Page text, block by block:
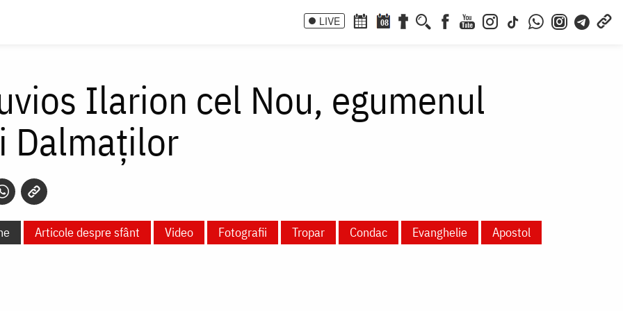
LIVE 08
Ilarion cel Nou, egumenul
Dalmaților
Articole despre sfânt Video Fotografii Tropar Condac Evanghelie Apostol